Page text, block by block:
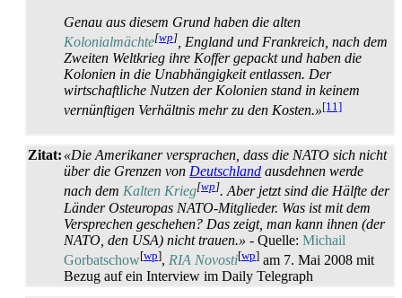
Genau aus diesem Grund haben die alten
Kolonialmächte[wp] , England und Frankreich, nach dem
Zweiten Weltkrieg ihre Koffer gepackt und haben die
Kolonien in die Unabhängigkeit entlassen. Der
wirtschaftliche Nutzen der Kolonien stand in keinem
vernünftigen Verhältnis mehr zu den Kosten.»[11]
Zitat: «Die Amerikaner versprachen, dass die NATO sich nicht
über die Grenzen von Deutschland ausdehnen werde
nach dem Kalten Krieg[wp]. Aber jetzt sind die Hälfte der
Länder Osteuropas NATO-Mitglieder. Was ist mit dem
Versprechen geschehen? Das zeigt, man kann ihnen (der
NATO, den USA) nicht trauen.» - Quelle: Michail
Gorbatschow[wp], RIA Novosti[wp] am 7. Mai 2008 mit
Bezug auf ein Interview im Daily Telegraph